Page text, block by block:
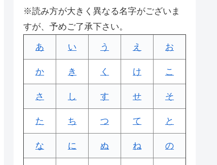
※読み方が大きく異なる名字がございま
すが、予めご了承下さい。
あ い う え お
か き く け こ
さ し す せ そ
た ち つ て と
な に ぬ ね の